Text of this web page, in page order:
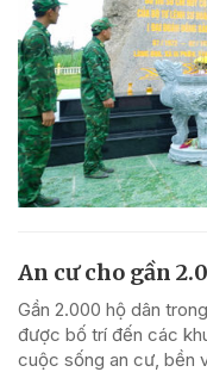
An cư cho gần
Gần 2.000 hộ dân
được bố trí đến các
cuộc sống an cư, bền